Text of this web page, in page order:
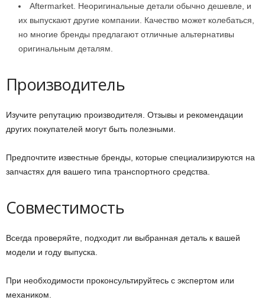
Aftermarket. Неоригинальные детали обычно дешевле, и
их выпускают другие компании. Качество может колебаться,
но многие бренды предлагают отличные альтернативы
оригинальным деталям.
Производитель
Изучите репутацию производителя. Отзывы и рекомендации
других покупателей могут быть полезными.
Предпочтите известные бренды, которые специализируются на
запчастях для вашего типа транспортного средства.
Совместимость
Всегда проверяйте, подходит ли выбранная деталь к вашей
модели и году выпуска.
При необходимости проконсультируйтесь с экспертом или
механиком.